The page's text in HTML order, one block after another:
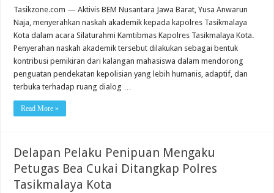
Tasikzone.com — Aktivis BEM Nusantara Jawa Barat, Yusa Anwarun
Naja, menyerahkan naskah akademik kepada kapolres Tasikmalaya
Kota dalam acara Silaturahmi Kamtibmas Kapolres Tasikmalaya Kota.
Penyerahan naskah akademik tersebut dilakukan sebagai bentuk
kontribusi pemikiran dari kalangan mahasiswa dalam mendorong
penguatan pendekatan kepolisian yang lebih humanis, adaptif, dan
terbuka terhadap ruang dialog …
Read More »
Delapan Pelaku Penipuan Mengaku
Petugas Bea Cukai Ditangkap Polres
Tasikmalaya Kota